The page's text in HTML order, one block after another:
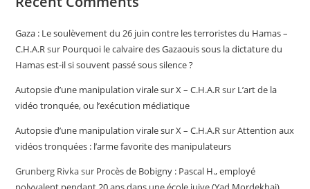
Gaza : Le soulèvement du 26 juin contre les terroristes du Hamas –
C.H.A.Rsur Pourquoi le calvaire des Gazaouis sous la dictature du
Hamas est-il si souvent passé sous silence ?
Autopsie d’une manipulation virale sur X – C.H.A.Rsur L’art de la
vidéo tronquée, ou l’exécution médiatique
Autopsie d’une manipulation virale sur X – C.H.A.RsurAttention aux
vidéos tronquées : l’arme favorite des manipulateurs
Grunberg Rivkasur Procès de Bobigny : Pascal H., employé